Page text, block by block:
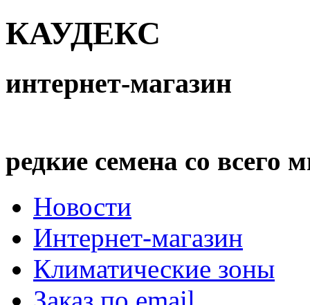
КАУДЕКС
интернет-магазин
редкие семена со всего
Новости
Интернет-магазин
Климатические зоны